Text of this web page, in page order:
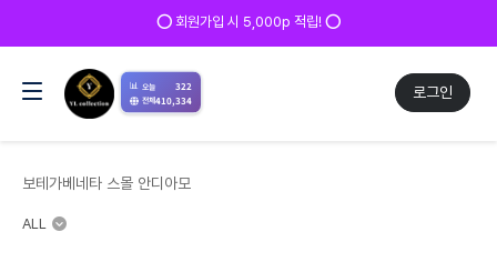
✅ 매일 방문 후 로그인 시 200p 적립! ✅
로그인
📊 오늘 322
전체410,334
보테가베네타 스몰 안디아모
ALL